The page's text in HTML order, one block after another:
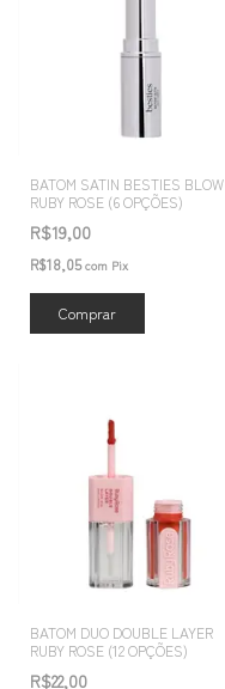
BATOM SATIN BESTIES BLOW
RUBY ROSE (6 OPÇÕES)
R$19,00
R$18,05com Pix
Comprar
BATOM DUO DOUBLE LAYER
RUBY ROSE (12 OPÇÕES)
R$22,00